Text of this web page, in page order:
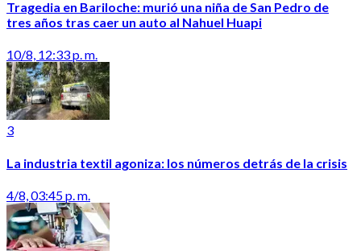
Tragedia en Bariloche: murió una niña de San Pedro de
tres años tras caer un auto al Nahuel Huapi
10/8, 12:33 p. m.
3
La industria textil agoniza: los números detrás de la crisis
4/8, 03:45 p. m.